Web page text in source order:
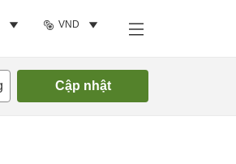
VND
Cập nhật
Tìm phòng trống